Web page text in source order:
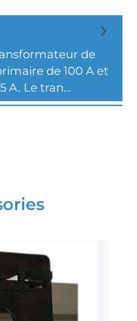
de
de 100 A et
A. Le tran…